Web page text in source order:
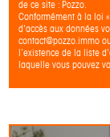
de ce site : Pozzo.
Conformément à la loi
d'accès aux données
contact@pozzo.immo
l’existence de la liste
laquelle vous pouvez